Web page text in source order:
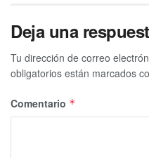
Deja una
Tu dirección de correo
obligatorios están marcados
Comentario *